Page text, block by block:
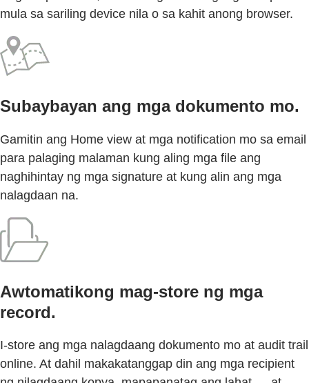
mula sa sariling device nila o sa kahit anong browser.
Subaybayan ang mga dokumento mo.
Gamitin ang Home view at mga notification mo sa email
para palaging malaman kung aling mga file ang
naghihintay ng mga signature at kung alin ang mga
nalagdaan na.
Awtomatikong mag-store ng mga
record.
I-store ang mga nalagdaang dokumento mo at audit trail
online. At dahil makakatanggap din ang mga recipient